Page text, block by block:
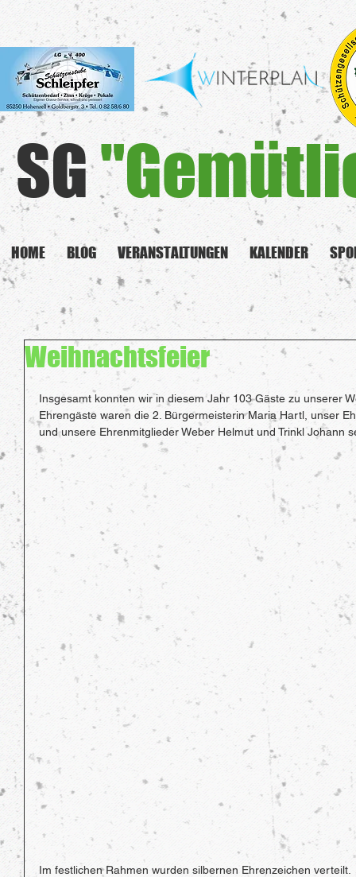
SG
HOME BLOG VERANSTALTUNGEN KALENDER
Weihnachtsfeier
Insgesamt konnten wir in diesem Jahr 103 Gäste zu unserer
Ehrengäste waren die 2. Bürgermeisterin Maria Hartl, unser
und unsere Ehrenmitglieder Weber Helmut und Trinkl Johann
Im festlichen Rahmen wurden silbernen Ehrenzeichen verteilt.